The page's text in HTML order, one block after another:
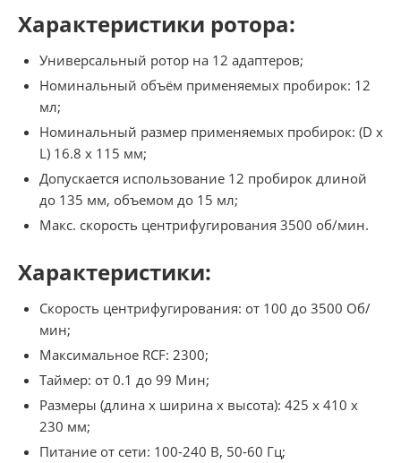
Характеристики ротора:
Универсальный ротор на 12 адаптеров;
Номинальный объём применяемых пробирок: 12
мл;
Номинальный размер применяемых пробирок: (D x
L) 16.8 x 115 мм;
Допускается использование 12 пробирок длиной
до 135 мм, объемом до 15 мл;
Макс. скорость центрифугирования 3500 об/мин.
Характеристики:
Скорость центрифугирования: от 100 до 3500 Об/
мин;
Максимальное RCF: 2300;
Таймер: от 0.1 до 99 Мин;
Размеры (длина x ширина x высота): 425 x 410 x
230 мм;
Питание от сети: 100-240 В, 50-60 Гц;